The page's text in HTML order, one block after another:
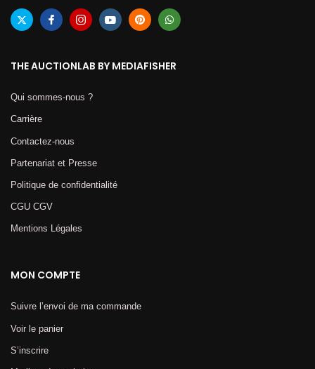
THE AUCTIONLAB BY MEDIAFISHER
Qui sommes-nous ?
Carrière
Contactez-nous
Partenariat et Presse
Politique de confidentialité
CGU CGV
Mentions Légales​
MON COMPTE
Suivre l’envoi de ma commande
Voir le panier
S’inscrire